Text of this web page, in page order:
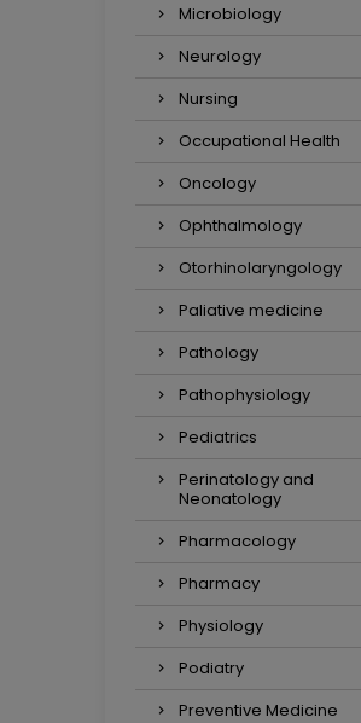
Microbiology
Neurology
Nursing
Occupational Health
Oncology
Ophthalmology
Otorhinolaryngology
Paliative medicine
Pathology
Pathophysiology
Pediatrics
Perinatology and
Neonatology
Pharmacology
Pharmacy
Physiology
Podiatry
Preventive Medicine